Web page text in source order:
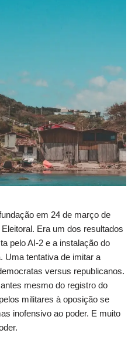
em 24 de março de
Era um dos resultados
pelo AI-2 e a instalação do
Uma tentativa de imitar a
versus republicanos.
mesmo do registro do
militares à oposição se
inofensivo ao poder. E muito